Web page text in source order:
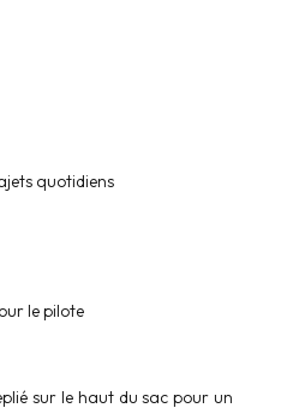
quotidiens
le pilote
sur le haut du sac pour un